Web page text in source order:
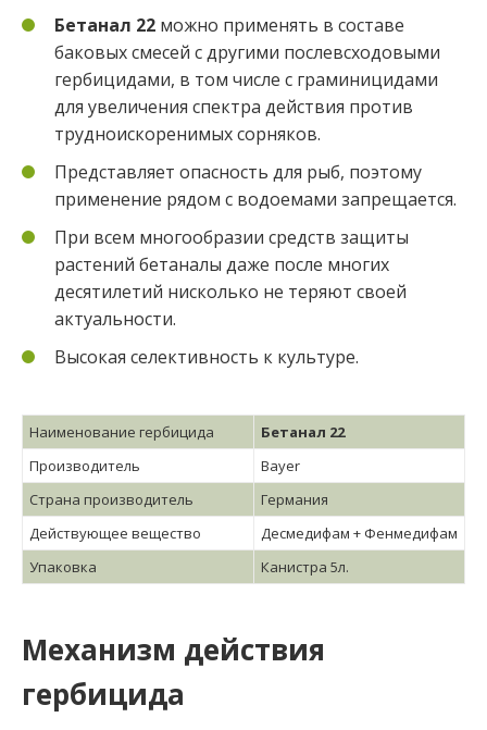
Бетанал 22 можно применять в составе
баковых смесей с другими послевсходовыми
гербицидами, в том числе с граминицидами
для увеличения спектра действия против
трудноискоренимых сорняков.
Представляет опасность для рыб, поэтому
применение рядом с водоемами запрещается.
При всем многообразии средств защиты
растений бетаналы даже после многих
десятилетий нисколько не теряют своей
актуальности.
Высокая селективность к культуре.
Наименование гербицида
Бетанал 22
Производитель
Bayer
Страна производитель
Германия
Действующее вещество
Десмедифам + Фенмедифам
Упаковка
Канистра 5л.
Механизм действия
гербицида